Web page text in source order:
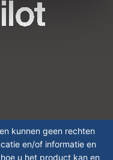
kunnen geen rechten
en/of informatie en
u het product kan en